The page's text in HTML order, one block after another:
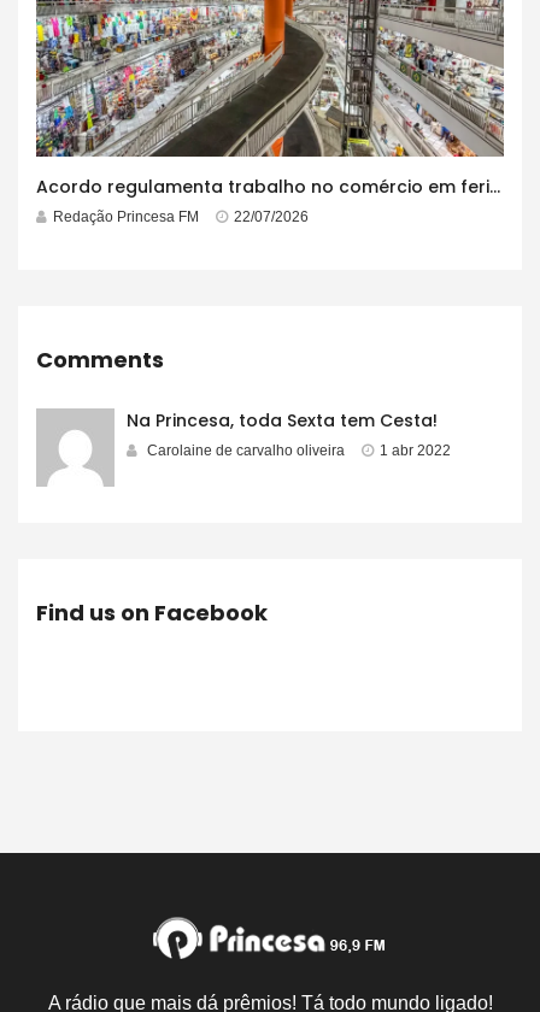
Acordo regulamenta trabalho no comércio em feriados
Redação Princesa FM 22/07/2026
Comments
Na Princesa, toda Sexta tem Cesta!
Carolaine de carvalho oliveira 1 abr 2022
Find us on Facebook
A rádio que mais dá prêmios! Tá todo mundo ligado!